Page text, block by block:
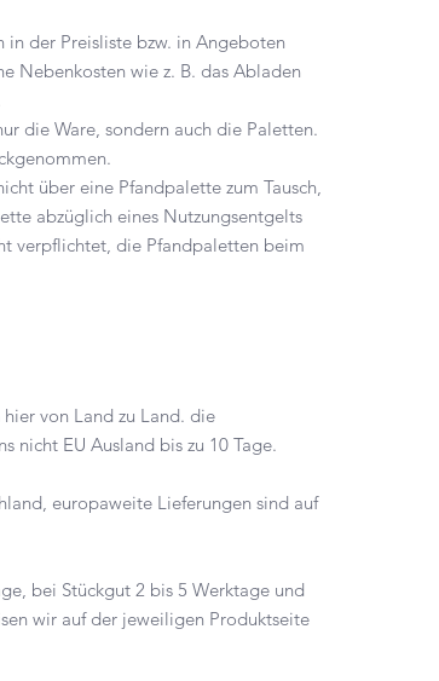
der Preisliste bzw. in Angeboten
Nebenkosten wie z. B. das Abladen
die Ware, sondern auch die Paletten.
über eine Pfandpalette zum Tausch,
abzüglich eines Nutzungsentgelts
verpflichtet, die Pfandpaletten beim
von Land zu Land. die
nicht EU Ausland bis zu 10 Tage.
europaweite Lieferungen sind auf
bei Stückgut 2 bis 5 Werktage und
wir auf der jeweiligen Produktseite